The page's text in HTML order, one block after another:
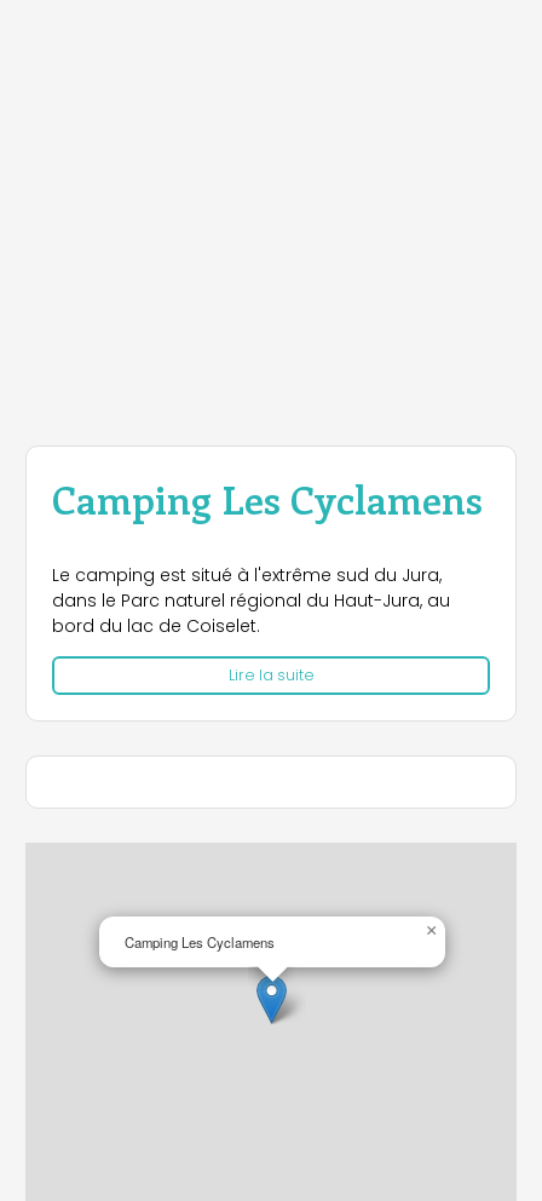
Camping Les Cyclamens
Le camping est situé à l'extrême sud du Jura,
dans le Parc naturel régional du Haut-Jura, au
bord du lac de Coiselet.
Lire la suite
Camping Les Cyclamens
×